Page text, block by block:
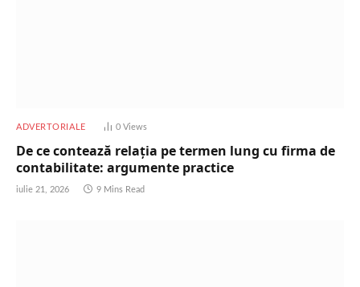
ADVERTORIALE 0 Views
De ce contează relația pe termen lung cu firma de
contabilitate: argumente practice
iulie 21, 2026 9 Mins Read